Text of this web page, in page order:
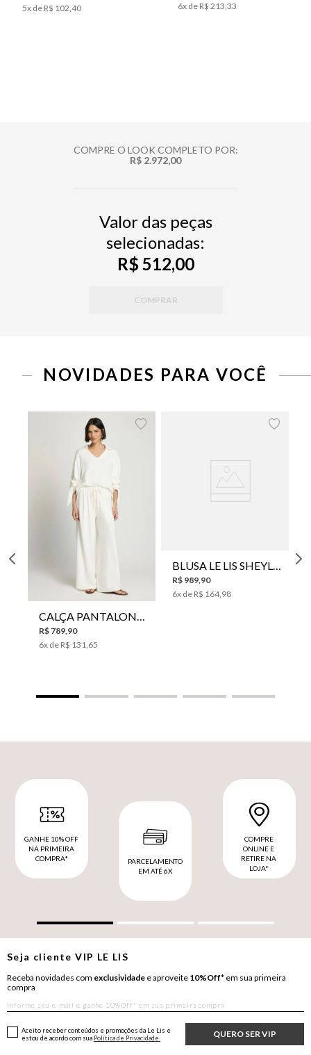
5x de R$ 102,40
6x de R$ 213,33
COMPRE O LOOK COMPLETO POR:
R$ 2.972,00
Valor das peças
selecionadas:
R$ 512,00
COMPRAR
NOVIDADES PARA VOCÊ
CALÇA PANTALONA LE LIS HORI FEMININA
R$ 789,90
6x de R$ 131,65
R$ 989 90
6x de R$ 164, 98
GANHE 10% OFF
NA PRIMEIRA
COMPRA*
PARCELAMENTO
EM ATÉ 6X
COMPRE
ONLINE E
RETIRE NA
LOJA*
Seja clienteVIP LE LIS
Receba novidades com exclusividade e aproveite 10%Off* em sua primeira
compra
QUERO SER VIP
Aceito receber conteúdos e promoções da Le Lis e
estou de acordo com sua Política de Privacidade.